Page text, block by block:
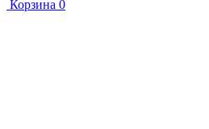
Корзина 0